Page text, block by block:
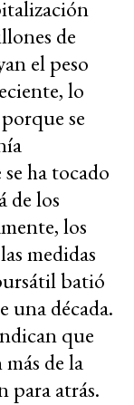
de
el peso
lo
se
ha tocado
de los
los
medidas
batió
una década.
que
de la
para atrás.